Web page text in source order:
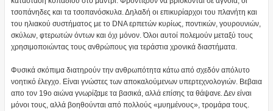
τσοπάνηδες και τα τσοπανόσκυλα. Δηλαδή οι επικυρίαρχοι του πλανήτη και
του ηλιακού συστήματος με το DNA ερπετών κυρίως, ποντικών, γουρουνιών,
σκύλων, φτερωτών όντων και όχι μόνον. Όλοι αυτοί πολεμούν μεταξύ τους
χρησιμοποιώντας τους ανθρώπους για τεράστια χρονικά διαστήματα.
Φυσικά σκόπιμα διατηρούν την ανθρωπότητα κάτω από σχεδόν απόλυτο
νοητικό έλεγχο. Είναι γνώστες των αποκαλούμενων υπερτεχνολογιών. Βεβαια
απο τον 19ο αιώνα γνωρίζαμε τα βασικά, αλλά επίσης τα θάψανε. Δεν είναι
μόνοι τους, αλλά βοηθούνται από πολλούς «μυημένους», τρομάρα τους.